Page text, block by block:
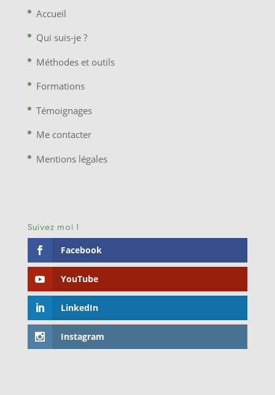
Accueil
Qui suis-je ?
Méthodes et outils
Formations
Témoignages
Me contacter
Mentions légales
Suivez moi !
Facebook
YouTube
LinkedIn
Instagram